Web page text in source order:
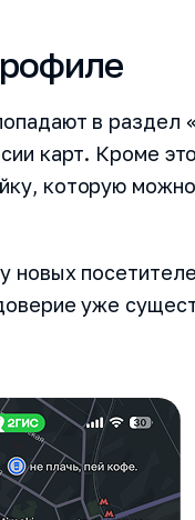
в раздел
карт. Кроме
которую
новых
уже